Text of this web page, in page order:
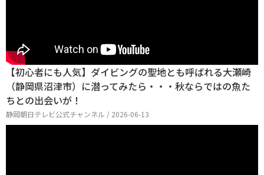
【初心者にも人気】ダイビングの聖地とも呼ばれる大瀬崎
（静岡県沼津市）に潜ってみたら・・・秋ならではの魚た
ちとの出会いが！
静岡朝日テレビ公式チャンネル / 2026-06-13